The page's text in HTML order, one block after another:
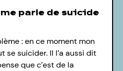
parle de suicide
: en ce moment mon
se suicider. Il l’a aussi dit
que c’est de la